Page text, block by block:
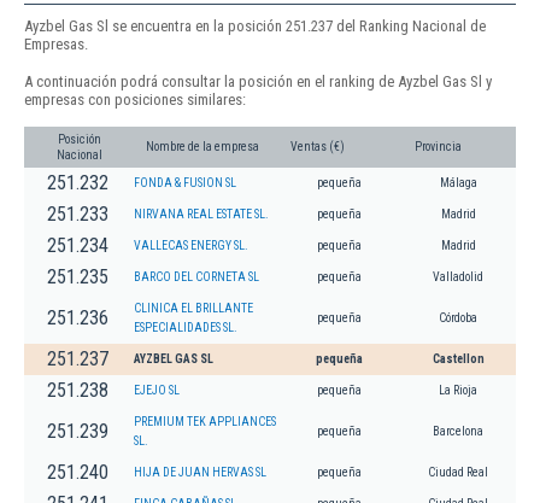
Ayzbel Gas Sl se encuentra en la posición 251.237 del Ranking Nacional de
Empresas.
A continuación podrá consultar la posición en el ranking de Ayzbel Gas Sl y
empresas con posiciones similares:
Posición
Nacional
Nombre de la empresa Ventas (€) Provincia
251.232 FONDA & FUSION SL pequeña Málaga
251.233 NIRVANA REAL ESTATE SL. pequeña Madrid
251.234 VALLECAS ENERGY SL. pequeña Madrid
251.235 BARCO DEL CORNETA SL pequeña Valladolid
251.236
CLINICA EL BRILLANTE
ESPECIALIDADES SL.
pequeña Córdoba
251.237 AYZBEL GAS SL pequeña Castellon
251.238 EJEJO SL pequeña La Rioja
251.239
PREMIUM TEK APPLIANCES
SL.
pequeña Barcelona
251.240 HIJA DE JUAN HERVAS SL pequeña Ciudad Real